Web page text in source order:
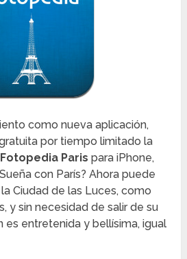
como nueva aplicación,
por tiempo limitado la
Fotopedia Parispara iPhone,
con París? Ahora puede
Ciudad de las Luces, como
y sin necesidad de salir de su
es entretenida y bellísima, igual